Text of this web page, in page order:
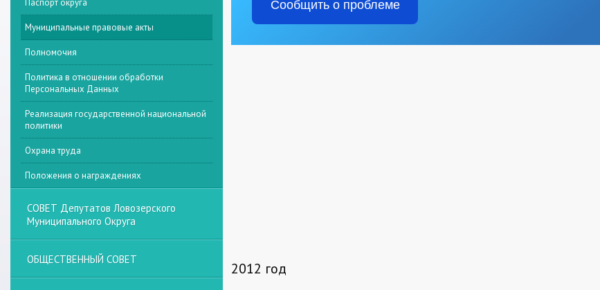
Сообщить о проблеме
2012 год
Паспорт округа
Муниципальные правовые акты
Полномочия
Политика в отношении обработки
Персональных Данных
Реализация государственной национальной
политики
Охрана труда
Положения о награждениях
СОВЕТ Депутатов Ловозерского
Муниципального Округа
ОБЩЕСТВЕННЫЙ СОВЕТ